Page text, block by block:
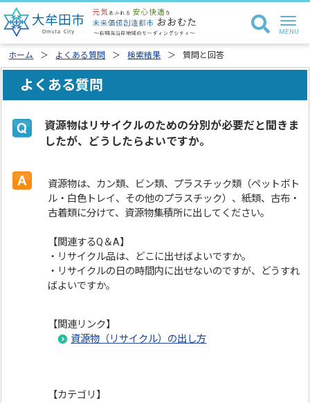
ホーム よくある質問 検索結果 質問と回答
よくある質問
資源物はリサイクルのための分別が必要だと聞きま
したが、どうしたらよいですか。
資源物は、カン類、ビン類、プラスチック類（ペットボト
ル・白色トレイ、その他のプラスチック）、紙類、古布・
古着類に分けて、資源物集積所に出してください。
【関連するQ＆A】
・リサイクル品は、どこに出せばよいですか。
・リサイクルの日の時間内に出せないのですが、どうすれ
ばよいですか。
【関連リンク】
資源物（リサイクル）の出し方
【カテゴリ】